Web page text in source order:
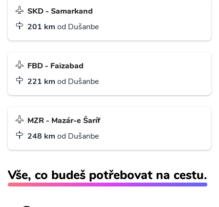
SKD - Samarkand
201 km od Dušanbe
FBD - Faizabad
221 km od Dušanbe
MZR - Mazár-e Šaríf
248 km od Dušanbe
Vše, co budeš potřebovat na cestu.